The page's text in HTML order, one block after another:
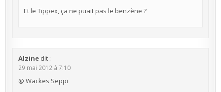
Et le Tippex, ça ne puait pas le benzène ?
Alzine dit :
29 mai 2012 à 7:10
@ Wackes Seppi